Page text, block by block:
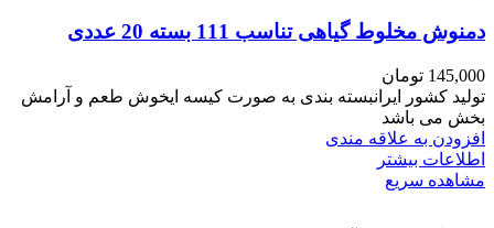
دمنوش مخلوط گیاهی تناسب 111 بسته 20 عددی
145,000 تومان
تولید کشور ایرانبسته بندی به صورت کیسه ایخوش طعم و آرامش
بخش می باشد
افزودن به علاقه مندی
اطلاعات بیشتر
مشاهده سریع